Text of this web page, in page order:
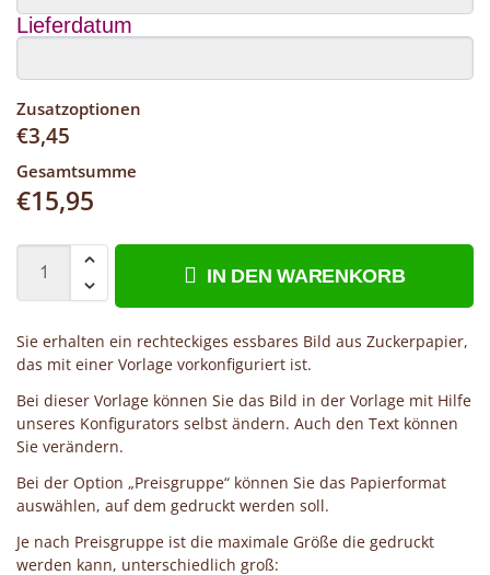
Lieferdatum
Zusatzoptionen
€3,45
Gesamtsumme
€15,95
IN DEN WARENKORB
Sie erhalten ein rechteckiges essbares Bild aus Zuckerpapier,
das mit einer Vorlage vorkonfiguriert ist.
Bei dieser Vorlage können Sie das Bild in der Vorlage mit Hilfe
unseres Konfigurators selbst ändern. Auch den Text können
Sie verändern.
Bei der Option „Preisgruppe“ können Sie das Papierformat
auswählen, auf dem gedruckt werden soll.
Je nach Preisgruppe ist die maximale Größe die gedruckt
werden kann, unterschiedlich groß: